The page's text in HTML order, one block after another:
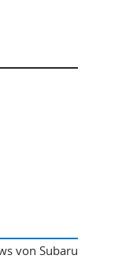
von Subaru